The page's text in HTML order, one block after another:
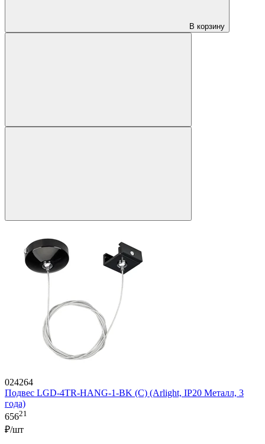
В корзину
024264
Подвес LGD-4TR-HANG-1-BK (C) (Arlight, IP20 Металл, 3
года)
65621
₽/шт